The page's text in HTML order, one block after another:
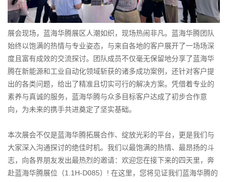
展会现场，蓝海华腾展区人潮如织，现场热闹非凡。蓝海华腾团队
始终以饱满的热情与专业姿态，与来自各地的客户展开了一场场深
度且富有成效的交流探讨。团队成员不仅毫无保留地分享了蓝海华
腾在新能源和工业自动化领域斩获的诸多成功案例，还针对客户提
出的各类问题，给出了精准且切实可行的解决方案。凭借着专业的
素养与真诚的服务，蓝海华腾与众多目标客户达成了初步合作意
向，为未来的携手共进奠定了坚实基础。
本次展会不仅是蓝海华腾拓展合作、绽放光彩的平台，更是我们与
大家深入沟通探讨的绝佳时机。我们以最饱满的热情、最昂扬的斗
志，向各界朋友发出最热烈的邀请：欢迎您在接下来的四天里，奔
赴蓝海华腾展位（1.1H-D085）! 在这里，您将见证我们蓝海华腾的